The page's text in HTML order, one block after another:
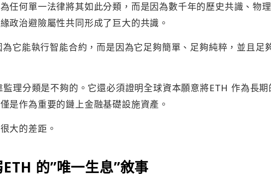
任何單一法律將其如此分類，而是因為數千年的歷史共識、物
政治避險屬性共同形成了巨大的共識。
它能執行智能合約，而是因為它足夠簡單、足夠純粹，並且足
理分類是不夠的。它還必須證明全球資本願意將ETH 作為長期
是作為重要的鏈上金融基礎設施資產。
大的差距。
的”唯一生息”敘事